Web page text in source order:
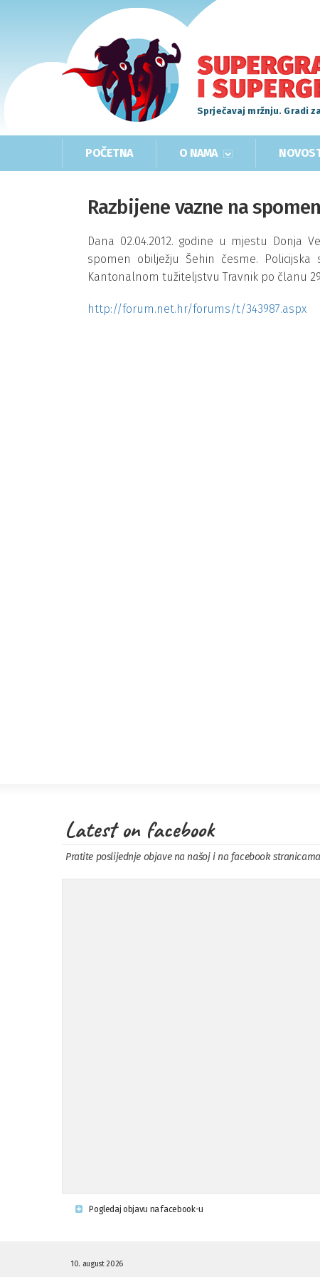
Sprječavaj mržnju. Gradi
POČETNA O NAMA
Razbijene vazne na
Dana 02.04.2012. godine u mjestu Donja
spomen obilježju Šehin česme.
Kantonalnom tužiteljstvu Travnik po članu
http://forum.net.hr/forums/t/343987.aspx
Latest on facebook
Pratite poslijednje objave na našoj i na facebook
Pogledaj objavu na facebook-u
10. august 2026